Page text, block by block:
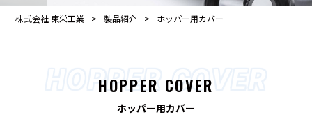
株式会社 東栄工業 > 製品紹介 > ホッパー用カバー
HOPPER COVER
ホッパー用カバー